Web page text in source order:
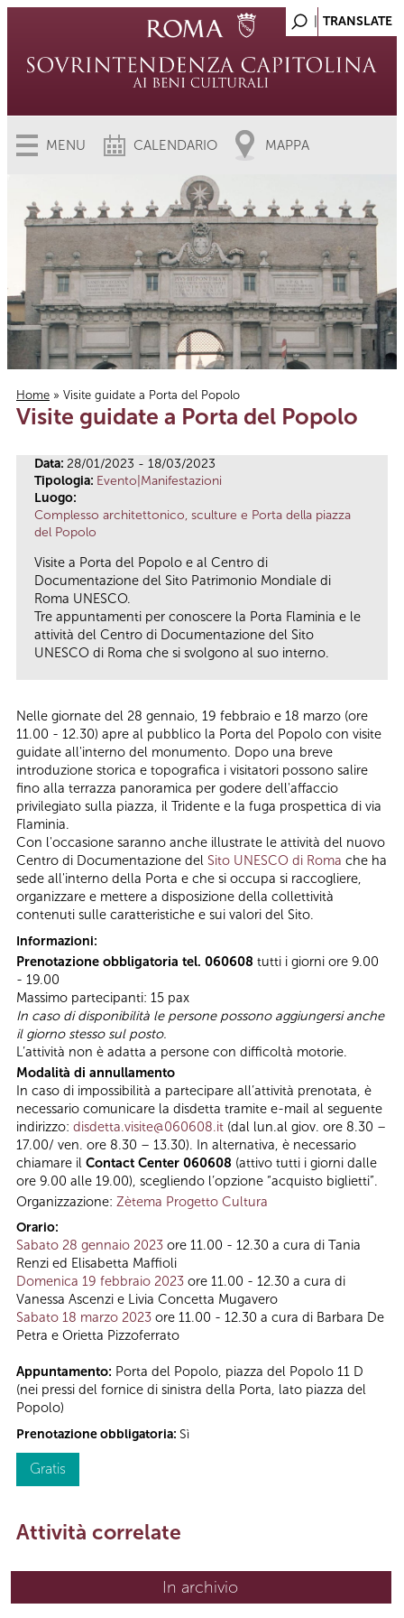
MENU CALENDARIO MAPPA
Tu sei qui
Home » Visite guidate a Porta del Popolo
Visite guidate a Porta del Popolo
Data: 28/01/2023 - 18/03/2023
Tipologia: Evento|Manifestazioni
Luogo:
Complesso architettonico, sculture e Porta della piazza
del Popolo
Visite a Porta del Popolo e al Centro di
Documentazione del Sito Patrimonio Mondiale di
Roma UNESCO.
Tre appuntamenti per conoscere la Porta Flaminia e le
attività del Centro di Documentazione del Sito
UNESCO di Roma che si svolgono al suo interno.
Nelle giornate del 28 gennaio, 19 febbraio e 18 marzo (ore
11.00 - 12.30) apre al pubblico la Porta del Popolo con visite
guidate all'interno del monumento. Dopo una breve
introduzione storica e topografica i visitatori possono salire
fino alla terrazza panoramica per godere dell'affaccio
privilegiato sulla piazza, il Tridente e la fuga prospettica di via
Flaminia.
Con l'occasione saranno anche illustrate le attività del nuovo
Centro di Documentazione del Sito UNESCO di Roma che ha
sede all'interno della Porta e che si occupa si raccogliere,
organizzare e mettere a disposizione della collettività
contenuti sulle caratteristiche e sui valori del Sito.
Informazioni:
Prenotazione obbligatoria tel. 060608 tutti i giorni ore 9.00
- 19.00
Massimo partecipanti: 15 pax
In caso di disponibilità le persone possono aggiungersi anche
il giorno stesso sul posto.
L’attività non è adatta a persone con difficoltà motorie.
Modalità di annullamento
In caso di impossibilità a partecipare all’attività prenotata, è
necessario comunicare la disdetta tramite e-mail al seguente
indirizzo: disdetta.visite@060608.it (dal lun.al giov. ore 8.30 –
17.00/ ven. ore 8.30 – 13.30). In alternativa, è necessario
chiamare il Contact Center 060608 (attivo tutti i giorni dalle
ore 9.00 alle 19.00), scegliendo l’opzione “acquisto biglietti”.
Organizzazione: Zètema Progetto Cultura
Orario:
Sabato 28 gennaio 2023 ore 11.00 - 12.30 a cura di Tania
Renzi ed Elisabetta Maffioli
Domenica 19 febbraio 2023 ore 11.00 - 12.30 a cura di
Vanessa Ascenzi e Livia Concetta Mugavero
Sabato 18 marzo 2023 ore 11.00 - 12.30 a cura di Barbara De
Petra e Orietta Pizzoferrato
Appuntamento: Porta del Popolo, piazza del Popolo 11 D
(nei pressi del fornice di sinistra della Porta, lato piazza del
Popolo)
Prenotazione obbligatoria: Sì
Gratis
Attività correlate
In archivio